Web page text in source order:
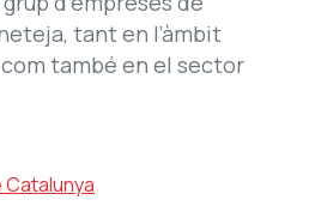
tant en l’àmbit
també en el sector